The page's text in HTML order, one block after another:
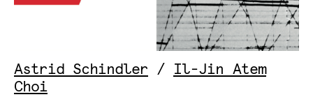
Astrid Schindler / Il-Jin Atem
Choi